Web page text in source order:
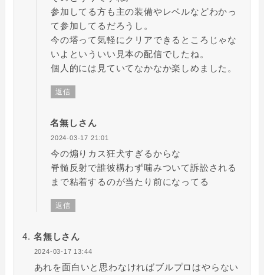
参加してる方も主の装備やレベルなどわかっ
て参加してるだろうし。
今の塔って気軽にクリアできるところじゃな
いよといういい見本の配信でしたね。
個人的には見ていてなかなか楽しめました。
返信
名無しさん
2024-03-17 21:01
今の煽りカス狂犬すぎるからな
脊髄反射で誰彼構わず噛みついて訴訟される
まで粘着するのが当たり前になってる
返信
名無しさん
2024-03-17 13:44
あれを面白いと思わなければブルプロはやらない